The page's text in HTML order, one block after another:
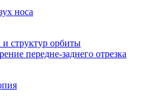
носа
и структур орбиты
передне-заднего отрезка